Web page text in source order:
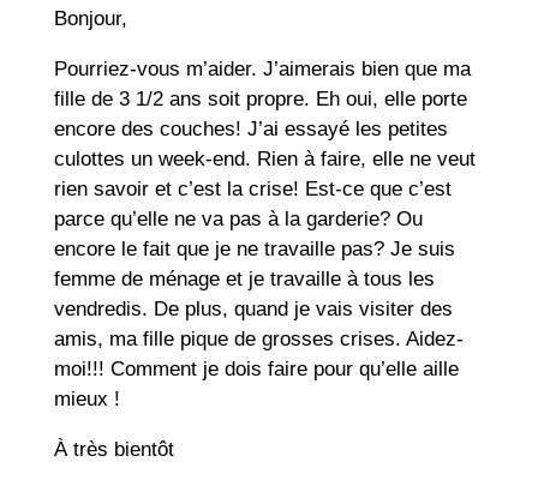
Bonjour,
Pourriez-vous m’aider. J’aimerais bien que ma
fille de 3 1/2 ans soit propre. Eh oui, elle porte
encore des couches! J’ai essayé les petites
culottes un week-end. Rien à faire, elle ne veut
rien savoir et c’est la crise! Est-ce que c’est
parce qu’elle ne va pas à la garderie? Ou
encore le fait que je ne travaille pas? Je suis
femme de ménage et je travaille à tous les
vendredis. De plus, quand je vais visiter des
amis, ma fille pique de grosses crises. Aidez-
moi!!! Comment je dois faire pour qu’elle aille
mieux !
À très bientôt